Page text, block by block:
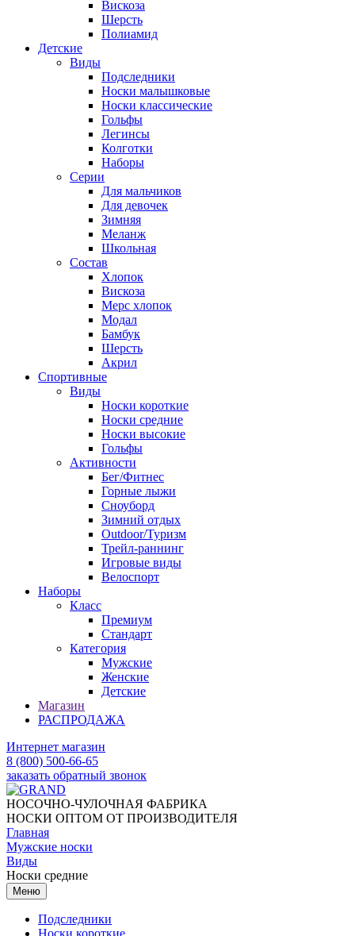
Вискоза
Шерсть
Полиамид
Детские
Виды
Подследники
Носки малышковые
Носки классические
Гольфы
Легинсы
Колготки
Наборы
Серии
Для мальчиков
Для девочек
Зимняя
Меланж
Школьная
Состав
Хлопок
Вискоза
Мерс хлопок
Модал
Бамбук
Шерсть
Акрил
Спортивные
Виды
Носки короткие
Носки средние
Носки высокие
Гольфы
Активности
Бег/Фитнес
Горные лыжи
Сноуборд
Зимний отдых
Outdoor/Туризм
Трейл-раннинг
Игровые виды
Велоспорт
Наборы
Класс
Премиум
Стандарт
Категория
Мужские
Женские
Детские
Магазин
РАСПРОДАЖА
Интернет магазин
8 (800) 500-66-65
заказать обратный звонок
НОСОЧНО-ЧУЛОЧНАЯ ФАБРИКА
НОСКИ ОПТОМ ОТ ПРОИЗВОДИТЕЛЯ
Главная
Мужские носки
Виды
Носки средние
Меню
Подследники
Носки короткие